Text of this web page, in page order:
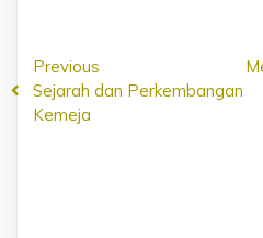
Previous
Sejarah dan Perkembangan
Kemeja